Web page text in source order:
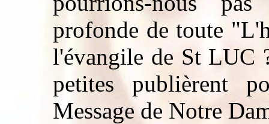
profonde de toute
l'évangile de St LUC
petites publièrent
Message de Notre